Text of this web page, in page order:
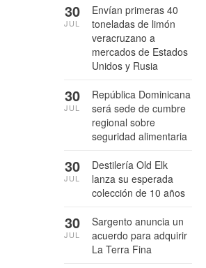
Envían primeras 40
toneladas de limón
veracruzano a
mercados de Estados
Unidos y Rusia
30
JUL
República Dominicana
será sede de cumbre
regional sobre
seguridad alimentaria
30
JUL
Destilería Old Elk
lanza su esperada
colección de 10 años
30
JUL
Sargento anuncia un
acuerdo para adquirir
La Terra Fina
30
JUL